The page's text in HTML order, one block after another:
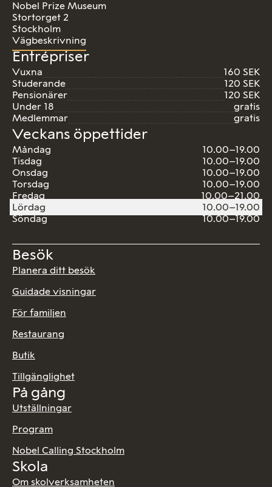
Nobel Prize Museum
Stortorget 2
Stockholm
Vägbeskrivning
Entrépriser
Vuxna
160 SEK
Studerande
120 SEK
Pensionärer
120 SEK
Under 18
gratis
Medlemmar
gratis
Veckans öppettider
Måndag
10.00–19.00
Tisdag
10.00–19.00
Onsdag
10.00–19.00
Torsdag
10.00–19.00
Fredag
10.00–21.00
Lördag
10.00–19.00
Söndag
10.00–19.00
Besök
Planera ditt besök
Guidade visningar
För familjen
Restaurang
Butik
Tillgänglighet
På gång
Utställningar
Program
Nobel Calling Stockholm
Skola
Om skolverksamheten